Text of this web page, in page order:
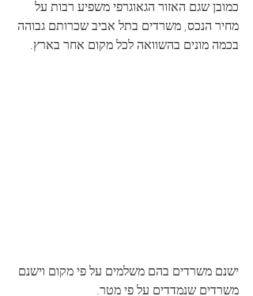
כמובן שגם האזור הגאוגרפי משפיע רבות על
מחיר הנכס, משרדים בתל אביב שכרותם גבוהה
בכמה מונים בהשוואה לכל מקום אחר בארץ.
ישנם משרדים בהם משלמים על פי מקום וישנם
משרדים שנמדדים על פי מטר.